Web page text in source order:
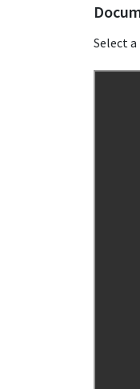
Select